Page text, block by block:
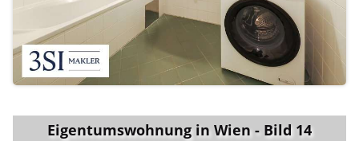
Eigentumswohnung in Wien - Bild 14